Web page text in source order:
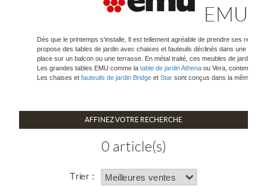
EMU
Dès que le printemps s'installe, Il est tellement agréable de prendre ses repas
propose des tables de jardin avec chaises et fauteuils déclinés dans une
place sur un balcon ou une terrasse. En métal traité, ces meubles de jardin
Les grandes tables EMU comme latable de jardin Athena ou Vera,
Les chaises et fauteuils de jardin Bridge etStar sont conçus dans la même
AFFINEZ VOTRE RECHERCHE
0 article(s)
Trier :